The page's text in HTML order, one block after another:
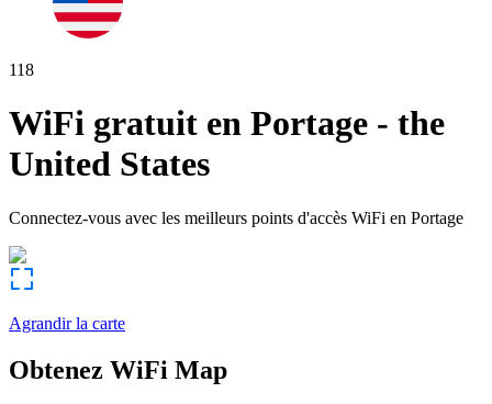
118
WiFi gratuit en Portage - the
United States
Connectez-vous avec les meilleurs points d'accès WiFi en Portage
Agrandir la carte
Obtenez WiFi Map